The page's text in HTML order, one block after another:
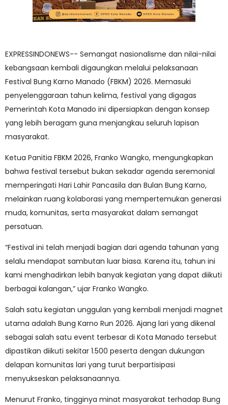
EXPRESSINDONEWS-- Semangat nasionalisme dan nilai-nilai
kebangsaan kembali digaungkan melalui pelaksanaan
Festival Bung Karno Manado (FBKM) 2026. Memasuki
penyelenggaraan tahun kelima, festival yang digagas
Pemerintah Kota Manado ini dipersiapkan dengan konsep
yang lebih beragam guna menjangkau seluruh lapisan
masyarakat.
Ketua Panitia FBKM 2026, Franko Wangko, mengungkapkan
bahwa festival tersebut bukan sekadar agenda seremonial
memperingati Hari Lahir Pancasila dan Bulan Bung Karno,
melainkan ruang kolaborasi yang mempertemukan generasi
muda, komunitas, serta masyarakat dalam semangat
persatuan.
“Festival ini telah menjadi bagian dari agenda tahunan yang
selalu mendapat sambutan luar biasa. Karena itu, tahun ini
kami menghadirkan lebih banyak kegiatan yang dapat diikuti
berbagai kalangan,” ujar Franko Wangko.
Salah satu kegiatan unggulan yang kembali menjadi magnet
utama adalah Bung Karno Run 2026. Ajang lari yang dikenal
sebagai salah satu event terbesar di Kota Manado tersebut
dipastikan diikuti sekitar 1.500 peserta dengan dukungan
delapan komunitas lari yang turut berpartisipasi
menyukseskan pelaksanaannya.
Menurut Franko, tingginya minat masyarakat terhadap Bung